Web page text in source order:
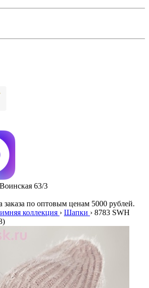
63/3
по оптовым ценам 5000 рублей.
коллекция › Шапки › 8783 SWH